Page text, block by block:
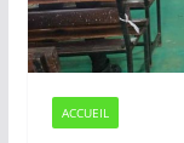
ACCUEIL